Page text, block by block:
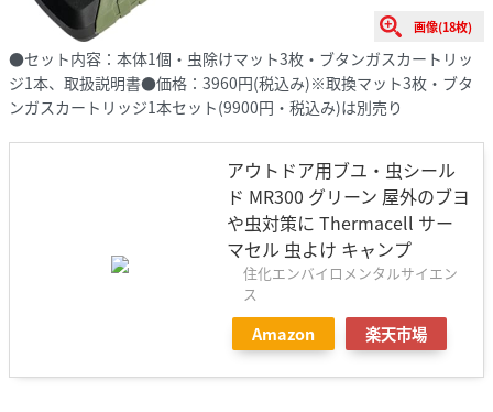
画像(18枚)
●セット内容：本体1個・虫除けマット3枚・ブタンガスカートリッ
ジ1本、取扱説明書●価格：3960円(税込み)※取換マット3枚・ブタ
ンガスカートリッジ1本セット(9900円・税込み)は別売り
アウトドア用ブユ・虫シール
ド MR300 グリーン 屋外のブヨ
や虫対策に Thermacell サー
マセル 虫よけ キャンプ
住化エンバイロメンタルサイエン
ス
Amazon 楽天市場